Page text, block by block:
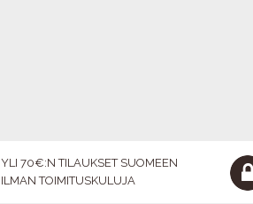
YLI 70€:N TILAUKSET SUOMEEN
ILMAN TOIMITUSKULUJA